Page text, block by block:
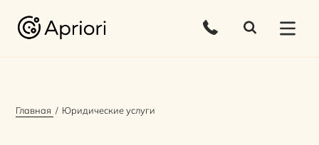
Главная Юридические услуги